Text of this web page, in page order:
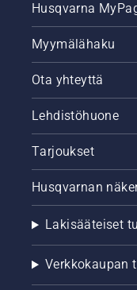
Husqvarna
Myymälähaku
Ota yhteyttä
Lehdistöhuone
Tarjoukset
Husqvarnan
Lakisääteiset
Verkkokaupan